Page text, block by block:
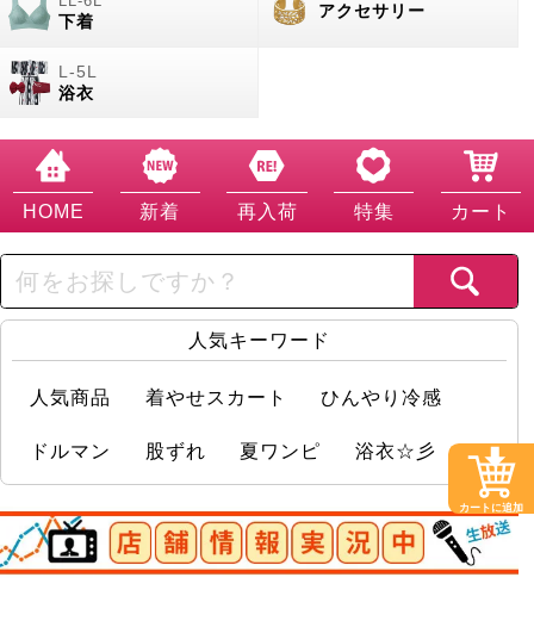
下着
アクセサリー
浴衣
HOME 新着 再入荷 特集 カート
人気キーワード
人気商品 着やせスカート ひんやり冷感
ドルマン 股ずれ 夏ワンピ 浴衣☆彡
店舗情報実況中 カートに追加